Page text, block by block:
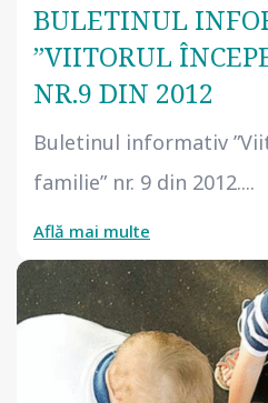
BULETINUL
”VIITORUL
NR.9 DIN 2012
Buletinul informativ
familie” nr. 9 din 2012....
Află mai multe